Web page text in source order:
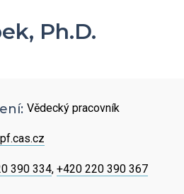
Ph.D.
Vědecký pracovník
390 334, +420 220 390 367